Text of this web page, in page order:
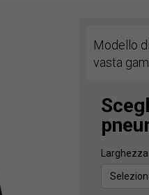
Modello
vasta
Larghezza